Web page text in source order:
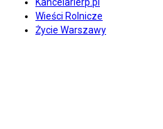
Wieści Rolnicze
Życie Warszawy